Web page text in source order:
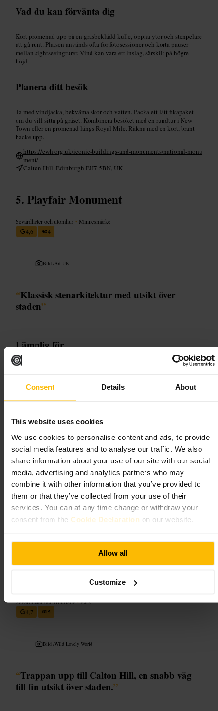
Consent Details About
This website uses cookies
We use cookies to personalise content and ads, to provide
social media features and to analyse our traffic. We also
share information about your use of our site with our social
media, advertising and analytics partners who may
combine it with other information that you’ve provided to
them or that they’ve collected from your use of their
services. You can at any time change or withdraw your
consent from the Cookie Declaration on our website.
Allow all
Customize
Vad du kan förvänta dig
Kort promenad upp på en gräsbeklädd kulle, öppna ytor och stenpelare
att gå runt. Platsen används ofta för fotosessioner och korta pauser
mellan sightseeingturer. Vind kan vara ett inslag, särskilt på högre
höjd.
Planera ditt besök
Ta med vindjacka, bekväma skor och vatten. Packa ett lätt fikapaket
om du vill sitta på gräset. Kombinera besöket med en rundtur i New
Town eller en promenad längs Royal Mile. Räkna med en kort, brant
backe upp.
https://ewh.org.uk/iconic-buildings-and-monuments/national-monu
ment/
Calton Hill, Edinburgh EH7 5BN, UK
Playfair Monument
Sevärdheter och utomhus • Minnesmärke
4,6
4
Bild /Art UK
“Klassisk stenarkitektur med utsikt över
staden”
Lämplig för
#
Edinburgh
Vad du kan förvänta dig
Ett kompakt monument med kolonner och profilerad kornisch. Platsen
är lätt att ta sig runt, ger panoramavyer över Edinburgh och fungerar
som en naturlig utsiktsplats för stadsbilder. Monumentet tar inte lång
tid att se, men belöningen är vyerna.
Planera ditt besök
Planera monumentet som en kort stopp på en rundtur av Calton Hill. Ta
med kamera och en lätt jacka, eftersom vinden kan vara kall uppe på
höjden. Kombinera besöket med närliggande sevärdheter och en
http://canmore.org.uk/site/116624
Calton Hill, Edinburgh EH1 3BJ, UK
Trappor till Calton Hill
Sevärdheter och friluftsliv•Park
4,7
5
Bild /Wild Lovely World
“Trappan upp till Calton Hill, en snabb väg
till fin utsikt över staden.”